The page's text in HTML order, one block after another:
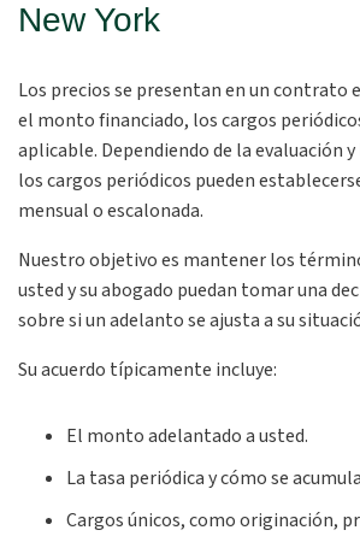
New York
Los precios se presentan en un contrato
el monto financiado, los cargos
aplicable. Dependiendo de la evaluación
los cargos periódicos pueden
mensual o escalonada.
Nuestro objetivo es mantener los
usted y su abogado puedan tomar una
sobre si un adelanto se ajusta a su
Su acuerdo típicamente incluye:
El monto adelantado a usted.
La tasa periódica y cómo se
Cargos únicos, como originación,